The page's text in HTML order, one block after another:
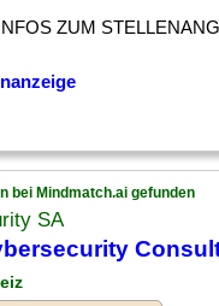
ZUM
bei Mindmatch.ai gefunden
SA